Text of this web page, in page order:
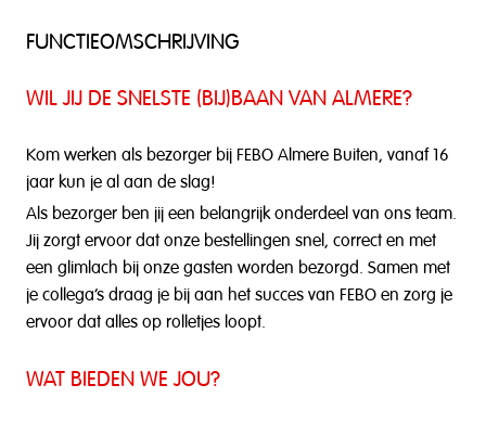
FUNCTIEOMSCHRIJVING
WIL JIJ DE SNELSTE (BIJ)BAAN VAN ALMERE?
Kom werken als bezorger bij FEBO Almere Buiten, vanaf 16
jaar kun je al aan de slag!
Als bezorger ben jij een belangrijk onderdeel van ons team.
Jij zorgt ervoor dat onze bestellingen snel, correct en met
een glimlach bij onze gasten worden bezorgd. Samen met
je collega’s draag je bij aan het succes van FEBO en zorg je
ervoor dat alles op rolletjes loopt.
WAT BIEDEN WE JOU?